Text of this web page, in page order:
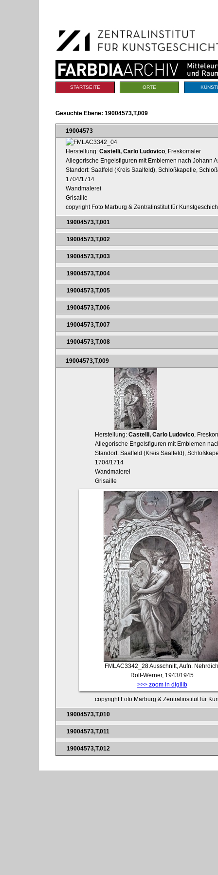
Navigation
Sektionen
STARTSEITE ORTE
Gesuchte Ebene: 19004573,T,009
19004573
Herstellung: Castelli, Carlo Ludovico , Freskomaler
Allegorische Engelsfiguren mit Emblemen nach Johann
Standort: Saalfeld (Kreis Saalfeld), Schloßkapelle,
1704/1714
Wandmalerei
Grisaille
copyright Foto Marburg & Zentralinstitut für
19004573,T,001
19004573,T,002
19004573,T,003
19004573,T,004
19004573,T,005
19004573,T,006
19004573,T,007
19004573,T,008
19004573,T,009
Herstellung: Castelli, Carlo Ludovico,
Allegorische Engelsfiguren mit Emblemen
Standort: Saalfeld (Kreis Saalfeld),
1704/1714
Wandmalerei
Grisaille
FMLAC3342_28Ausschnitt, Aufn.
Rolf-Werner, 1943/1945
>>> zoom in digilib
copyright Foto Marburg & Zentralinstitut für
19004573,T,010
19004573,T,011
19004573,T,012